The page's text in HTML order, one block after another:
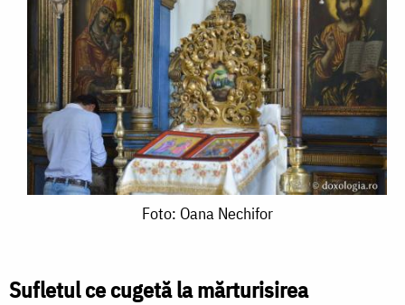
Foto: Oana Nechifor
Sufletul ce cugetă la mărturisirea